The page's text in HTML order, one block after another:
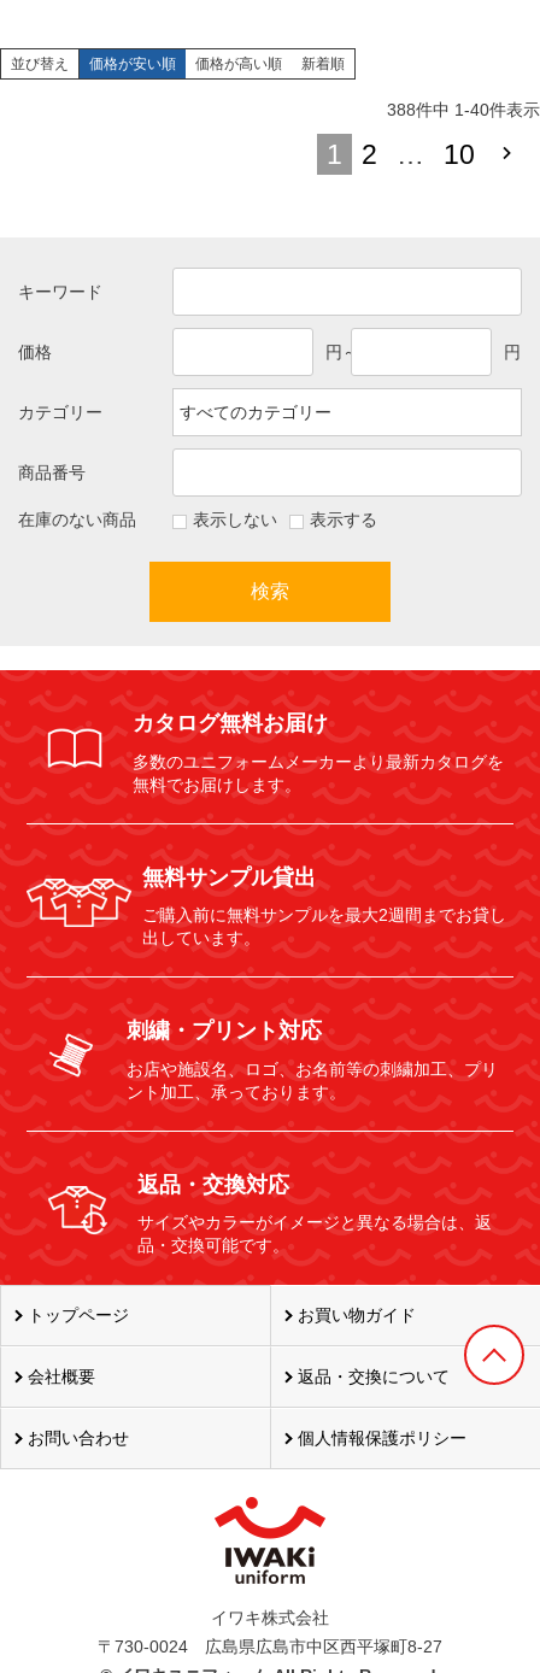
並び替え 価格が安い順 価格が高い順 新着順
388件中 1-40件表示
1 2 … 10
キーワード
価格 円～ 円
カテゴリー
商品番号
在庫のない商品 表示しない 表示する
検索
カタログ無料お届け
多数のユニフォームメーカーより最新カタログを
無料でお届けします。
無料サンプル貸出
ご購入前に無料サンプルを最大2週間までお貸し
出しています。
刺繍・プリント対応
お店や施設名、ロゴ、お名前等の刺繍加工、プリ
ント加工、承っております。
返品・交換対応
サイズやカラーがイメージと異なる場合は、返
品・交換可能です。
トップページ お買い物ガイド
会社概要 返品・交換について
お問い合わせ 個人情報保護ポリシー
イワキ株式会社
〒730-0024 広島県広島市中区西平塚町8-27